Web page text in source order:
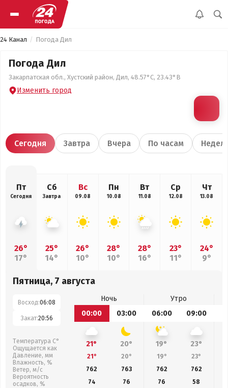
24 Канал Погода Дил
Погода Дил
Закарпатская обл., Хустский район, Дил, 48.57°С, 23.43°В
Изменить город
Сегодня Завтра Вчера По часам
Пт
Сегодня
26°
17°
Сб
Завтра
25°
14°
Вс
09.08
26°
10°
Пн
10.08
28°
10°
Вт
11.08
28°
16°
Ср
12.08
23°
11°
Чт
13.08
24°
9°
Пятница, 7 августа
Восход:06:08
Закат:20:56
Температура С°
Ощущается как
Давление, мм
Влажность, %
Ветер, м/с
Вероятность
осадков, %
Ночь
Утро
00:00
03:00 06:00 09:00
21° 20° 19° 23°
21° 20° 19° 23°
762
763 762 762
74
76 76 58